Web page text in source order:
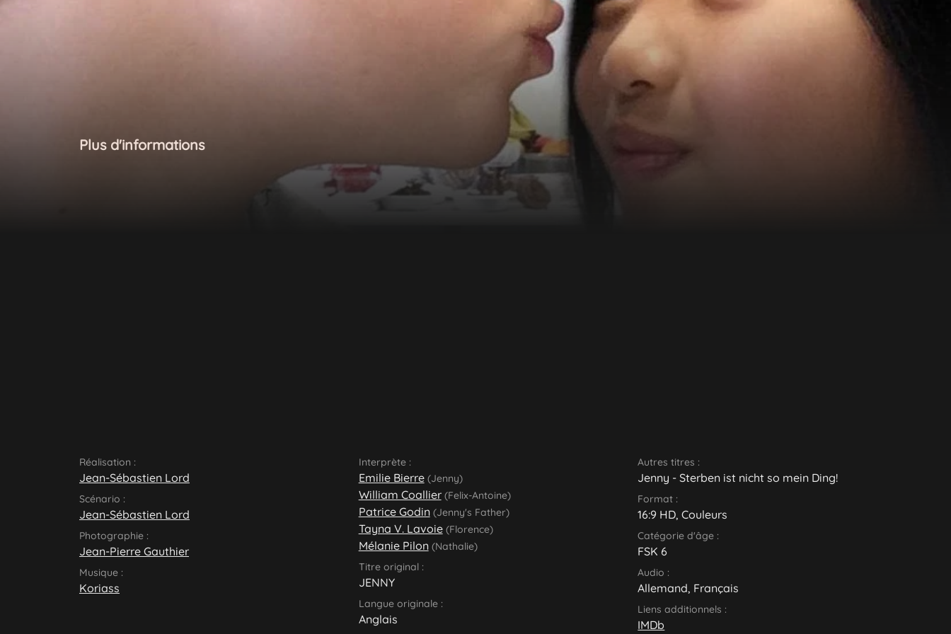
Plus d'informations
Réalisation :
Jean-Sébastien Lord
Scénario :
Jean-Sébastien Lord
Photographie :
Jean-Pierre Gauthier
Musique :
Koriass
Interprète :
Emilie Bierre(Jenny)
William Coallier(Felix-Antoine)
Patrice Godin(Jenny's Father)
Tayna V. Lavoie(Florence)
Mélanie Pilon(Nathalie)
Titre original :
JENNY
Langue originale :
Anglais
Autres titres :
Jenny - Sterben ist nicht so mein Ding!
Format :
16:9 HD, Couleurs
Catégorie d'âge :
FSK 6
Audio :
Allemand, Français
Liens additionnels :
IMDb